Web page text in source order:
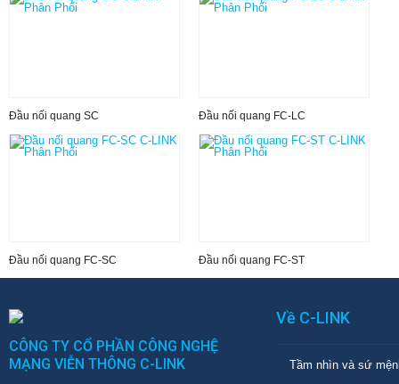
Đầu nối quang SC Đầu nối quang FC-LC
Đầu nối quang FC-SC Đầu nối quang FC-ST
CÔNG TY CỔ PHẦN CÔNG NGHỆ
MẠNG VIỄN THÔNG C-LINK
Về C-LINK
Tầm nhìn và sứ